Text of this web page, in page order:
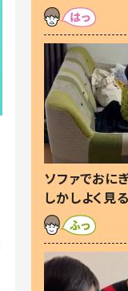
た本音とは
ソファでおに
しかしよく見
察した母の投
す！」「現行犯〜」